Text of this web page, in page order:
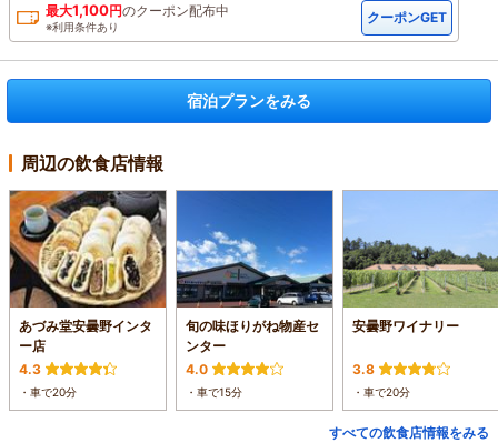
最大1,100円のクーポン配布中
※利用条件あり
クーポンGET
宿泊プランをみる
周辺の飲食店情報
あづみ堂安曇野インタ
ー店
4.3
・車で20分
旬の味ほりがね物産セ
ンター
4.0
・車で15分
安曇野ワイナリー
3.8
・車で20分
すべての飲食店情報をみる